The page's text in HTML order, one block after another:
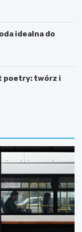
idealna do
poetry: twórz i